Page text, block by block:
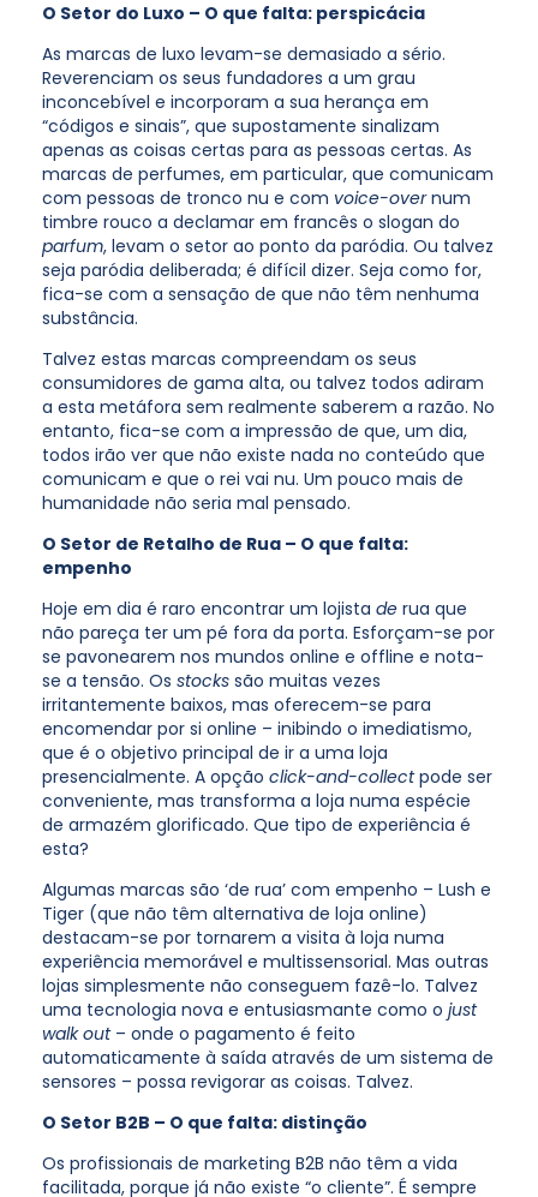
O Setor do Luxo – O que falta: perspicácia
As marcas de luxo levam-se demasiado a sério.
Reverenciam os seus fundadores a um grau
inconcebível e incorporam a sua herança em
“códigos e sinais”, que supostamente sinalizam
apenas as coisas certas para as pessoas certas. As
marcas de perfumes, em particular, que comunicam
com pessoas de tronco nu e com voice-overnum
timbre rouco a declamar em francês o slogan do
parfum, levam o setor ao ponto da paródia. Ou talvez
seja paródia deliberada; é difícil dizer. Seja como for,
fica-se com a sensação de que não têm nenhuma
substância.
Talvez estas marcas compreendam os seus
consumidores de gama alta, ou talvez todos adiram
a esta metáfora sem realmente saberem a razão. No
entanto, fica-se com a impressão de que, um dia,
todos irão ver que não existe nada no conteúdo que
comunicam e que o rei vai nu. Um pouco mais de
humanidade não seria mal pensado.
O Setor de Retalho de Rua – O que falta:
empenho
Hoje em dia é raro encontrar um lojista de rua que
não pareça ter um pé fora da porta. Esforçam-se por
se pavonearem nos mundos online e offline e nota-
se a tensão. Os stocks são muitas vezes
irritantemente baixos, mas oferecem-se para
encomendar por si online – inibindo o imediatismo,
que é o objetivo principal de ir a uma loja
presencialmente. A opção click-and-collectpode ser
conveniente, mas transforma a loja numa espécie
de armazém glorificado. Que tipo de experiência é
esta?
Algumas marcas são ‘de rua’ com empenho – Lush e
Tiger (que não têm alternativa de loja online)
destacam-se por tornarem a visita à loja numa
experiência memorável e multissensorial. Mas outras
lojas simplesmente não conseguem fazê-lo. Talvez
uma tecnologia nova e entusiasmante como o just
walk out– onde o pagamento é feito
automaticamente à saída através de um sistema de
sensores – possa revigorar as coisas. Talvez.
O Setor B2B – O que falta: distinção
Os profissionais de marketing B2B não têm a vida
facilitada, porque já não existe “o cliente”. É sempre